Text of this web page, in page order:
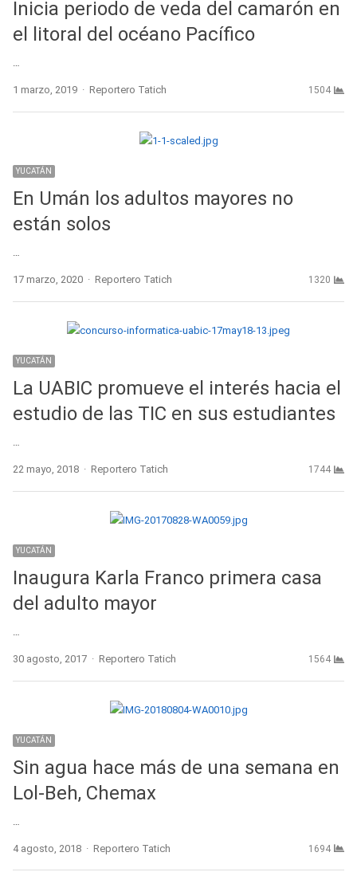
Inicia periodo de veda del camarón en
el litoral del océano Pacífico
…
1 marzo, 2019 Author
Reportero Tatich 1504
YUCATÁN
En Umán los adultos mayores no
están solos
…
17 marzo, 2020 Author
Reportero Tatich 1320
YUCATÁN
La UABIC promueve el interés hacia el
estudio de las TIC en sus estudiantes
22 mayo, 2018 Author
Reportero Tatich 1744
YUCATÁN
Inaugura Karla Franco primera casa
del adulto mayor
30 agosto, 2017 Author
Reportero Tatich 1564
YUCATÁN
Sin agua hace más de una semana en
Lol-Beh, Chemax
4 agosto, 2018 Author
Reportero Tatich 1694